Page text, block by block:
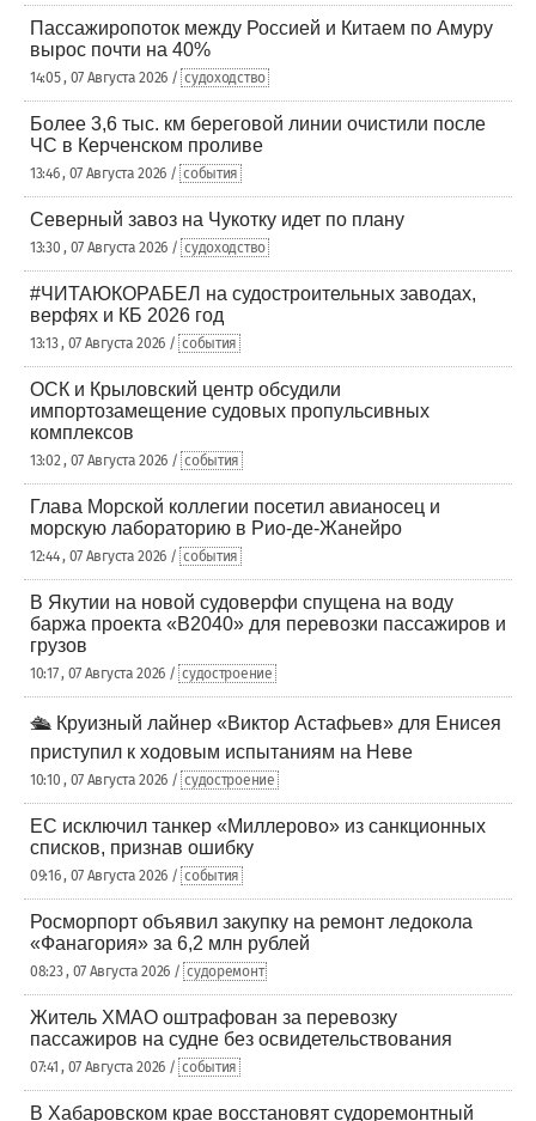
Пассажиропоток между Россией и Китаем по Амуру
вырос почти на 40%
14:05 , 07 Августа 2026 / судоходство
Более 3,6 тыс. км береговой линии очистили после
ЧС в Керченском проливе
13:46 , 07 Августа 2026 / события
Северный завоз на Чукотку идет по плану
13:30 , 07 Августа 2026 / судоходство
#ЧИТАЮКОРАБЕЛ на судостроительных заводах,
верфях и КБ 2026 год
13:13 , 07 Августа 2026 / события
ОСК и Крыловский центр обсудили
импортозамещение судовых пропульсивных
комплексов
13:02 , 07 Августа 2026 / события
Глава Морской коллегии посетил авианосец и
морскую лабораторию в Рио-де-Жанейро
12:44 , 07 Августа 2026 / события
В Якутии на новой судоверфи спущена на воду
баржа проекта «В2040» для перевозки пассажиров и
грузов
10:17 , 07 Августа 2026 / судостроение
🛳️ Круизный лайнер «Виктор Астафьев» для Енисея
приступил к ходовым испытаниям на Неве
10:10 , 07 Августа 2026 / судостроение
ЕС исключил танкер «Миллерово» из санкционных
списков, признав ошибку
09:16 , 07 Августа 2026 / события
Росморпорт объявил закупку на ремонт ледокола
«Фанагория» за 6,2 млн рублей
08:23 , 07 Августа 2026 / судоремонт
Житель ХМАО оштрафован за перевозку
пассажиров на судне без освидетельствования
07:41 , 07 Августа 2026 / события
В Хабаровском крае восстановят судоремонтный